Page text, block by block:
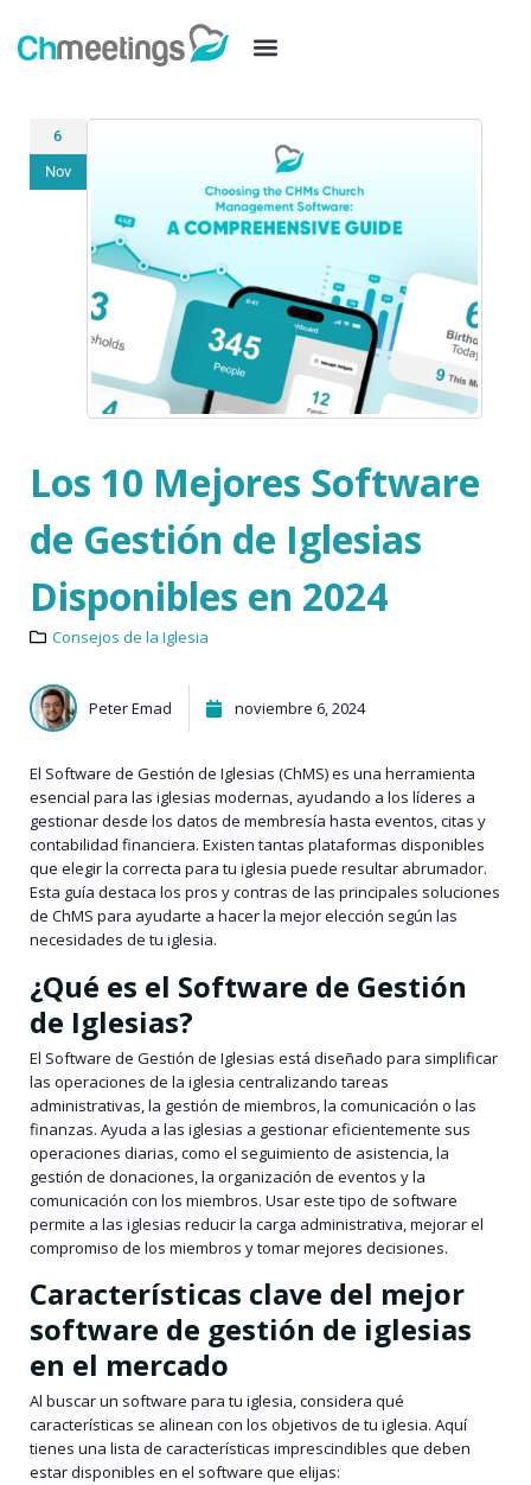
6
Nov
Los 10 Mejores Software
de Gestión de Iglesias
Disponibles en 2024
Consejos de la Iglesia
Peter Emad noviembre 6, 2024
El Software de Gestión de Iglesias (ChMS) es una herramienta
esencial para las iglesias modernas, ayudando a los líderes a
gestionar desde los datos de membresía hasta eventos, citas y
contabilidad financiera. Existen tantas plataformas disponibles
que elegir la correcta para tu iglesia puede resultar abrumador.
Esta guía destaca los pros y contras de las principales soluciones
de ChMS para ayudarte a hacer la mejor elección según las
necesidades de tu iglesia.
¿Qué es el Software de Gestión
de Iglesias?
El Software de Gestión de Iglesias está diseñado para simplificar
las operaciones de la iglesia centralizando tareas
administrativas, la gestión de miembros, la comunicación o las
finanzas. Ayuda a las iglesias a gestionar eficientemente sus
operaciones diarias, como el seguimiento de asistencia, la
gestión de donaciones, la organización de eventos y la
comunicación con los miembros. Usar este tipo de software
permite a las iglesias reducir la carga administrativa, mejorar el
compromiso de los miembros y tomar mejores decisiones.
Características clave del mejor
software de gestión de iglesias
en el mercado
Al buscar un software para tu iglesia, considera qué
características se alinean con los objetivos de tu iglesia. Aquí
tienes una lista de características imprescindibles que deben
estar disponibles en el software que elijas: